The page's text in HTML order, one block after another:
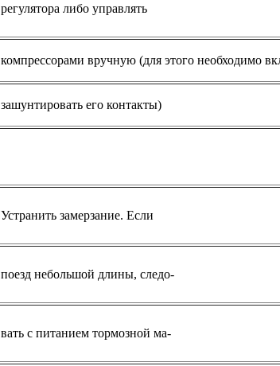
регулятора либо управлять
компрессорами вручную (для этого необходимо
зашунтировать его контакты)
Устранить замерзание. Если
поезд небольшой длины, следо-
вать с питанием тормозной ма-